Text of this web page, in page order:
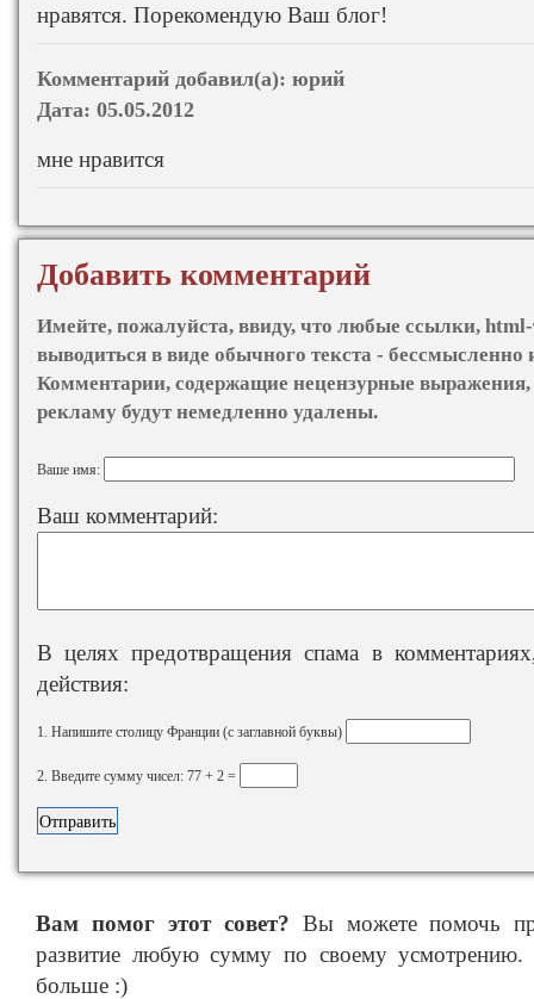
нравятся. Порекомендую Ваш блог!
Комментарий добавил(а): юрий
Дата: 05.05.2012
мне нравится
Добавить комментарий
Имейте, пожалуйста, ввиду, что любые ссылки,
выводиться в виде обычного текста - бессмысленно
Комментарии, содержащие нецензурные
рекламу будут немедленно удалены.
Ваше имя:
Ваш комментарий:
В целях предотвращения спама в
действия:
1. Напишите столицу Франции (с заглавной буквы)
2. Введите сумму чисел: 77 + 2 =
Вам помог этот совет? Вы можете помочь
развитие любую сумму по своему
больше :)